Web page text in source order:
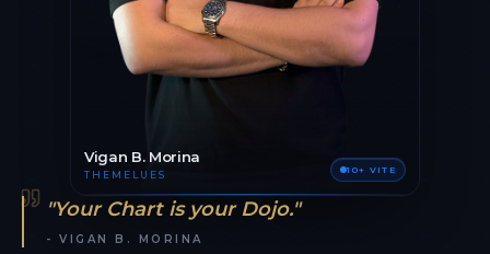
Vigan B. Morina
THEMELUES 10+ VITE
"Your Chart is your Dojo."
- VIGAN B. MORINA